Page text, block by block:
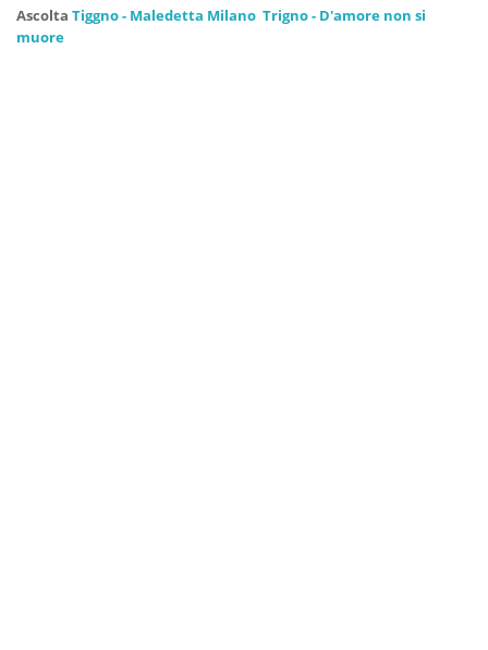
Ascolta Tiggno - Maledetta Milano Trigno - D'amore non si
muore